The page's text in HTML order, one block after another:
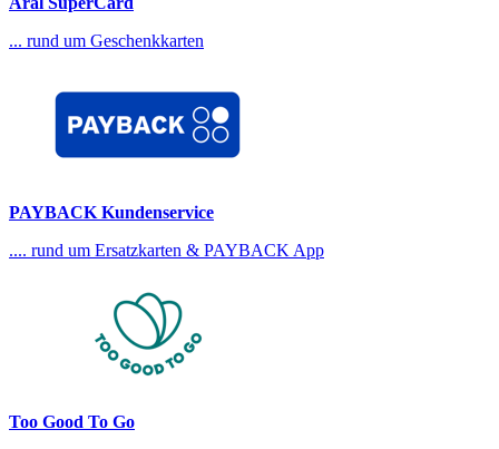
... rund um Geschenkkarten
PAYBACK Kundenservice
.... rund um Ersatzkarten & PAYBACK App
Too Good To Go